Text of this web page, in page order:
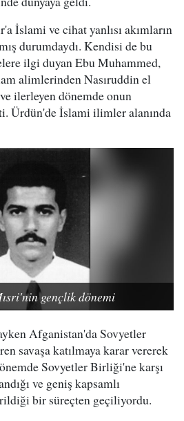
İslami ve cihat yanlısı akımların
durumdaydı. Kendisi de bu
ilgi duyan Ebu Muhammed,
alimlerinden Nasıruddin el
ilerleyen dönemde onun
Ürdün'de İslami ilimler alanında
gençlik dönemi
Afganistan'da Sovyetler
savaşa katılmaya karar vererek
Sovyetler Birliği'ne karşı
ve geniş kapsamlı
bir süreçten geçiliyordu.